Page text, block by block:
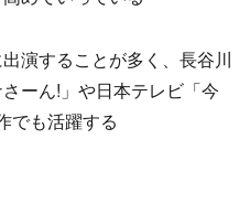
演することが多く、長谷川
ーん!」や日本テレビ「今
でも活躍する